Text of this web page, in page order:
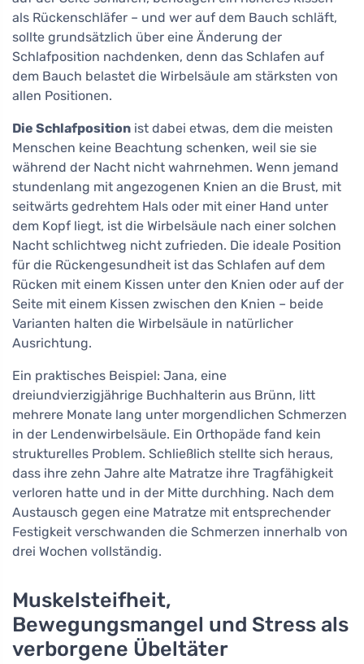
als Rückenschläfer – und wer auf dem Bauch schläft,
sollte grundsätzlich über eine Änderung der
Schlafposition nachdenken, denn das Schlafen auf
dem Bauch belastet die Wirbelsäule am stärksten von
allen Positionen.
Die Schlafposition ist dabei etwas, dem die meisten
Menschen keine Beachtung schenken, weil sie sie
während der Nacht nicht wahrnehmen. Wenn jemand
stundenlang mit angezogenen Knien an die Brust, mit
seitwärts gedrehtem Hals oder mit einer Hand unter
dem Kopf liegt, ist die Wirbelsäule nach einer solchen
Nacht schlichtweg nicht zufrieden. Die ideale Position
für die Rückengesundheit ist das Schlafen auf dem
Rücken mit einem Kissen unter den Knien oder auf der
Seite mit einem Kissen zwischen den Knien – beide
Varianten halten die Wirbelsäule in natürlicher
Ausrichtung.
Ein praktisches Beispiel: Jana, eine
dreiundvierzigjährige Buchhalterin aus Brünn, litt
mehrere Monate lang unter morgendlichen Schmerzen
in der Lendenwirbelsäule. Ein Orthopäde fand kein
strukturelles Problem. Schließlich stellte sich heraus,
dass ihre zehn Jahre alte Matratze ihre Tragfähigkeit
verloren hatte und in der Mitte durchhing. Nach dem
Austausch gegen eine Matratze mit entsprechender
Festigkeit verschwanden die Schmerzen innerhalb von
drei Wochen vollständig.
Muskelsteifheit,
Bewegungsmangel und Stress als
verborgene Übeltäter